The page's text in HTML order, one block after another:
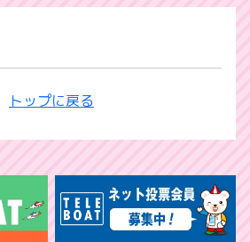
トップに戻る